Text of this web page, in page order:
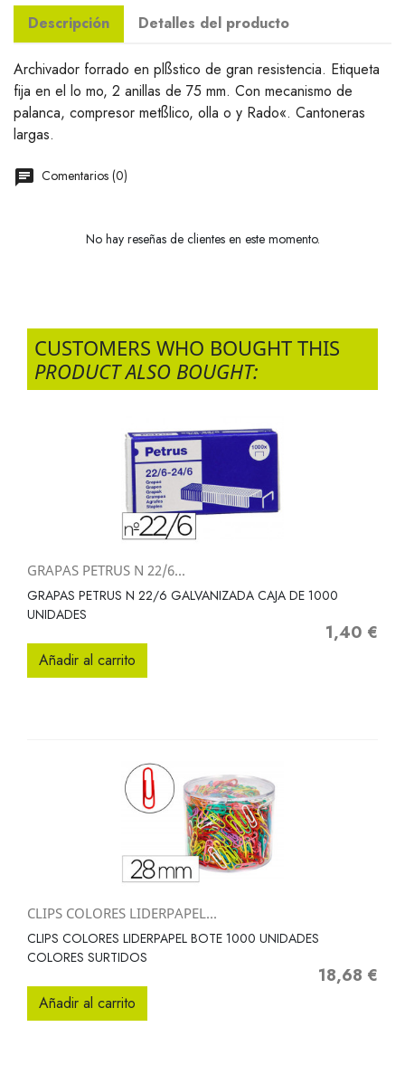
Descripción Detalles del producto
Archivador forrado en plßstico de gran resistencia. Etiqueta
fija en el lo mo, 2 anillas de 75 mm. Con mecanismo de
palanca, compresor metßlico, olla o y Rado«. Cantoneras
largas.
Comentarios (0)
No hay reseñas de clientes en este momento.
CUSTOMERS WHO BOUGHT THIS
PRODUCT ALSO BOUGHT:
GRAPAS PETRUS N 22/6...
GRAPAS PETRUS N 22/6 GALVANIZADA CAJA DE 1000
UNIDADES
Precio
1,40 €
Añadir al carrito
CLIPS COLORES LIDERPAPEL...
CLIPS COLORES LIDERPAPEL BOTE 1000 UNIDADES
COLORES SURTIDOS
Precio
18,68 €
Añadir al carrito